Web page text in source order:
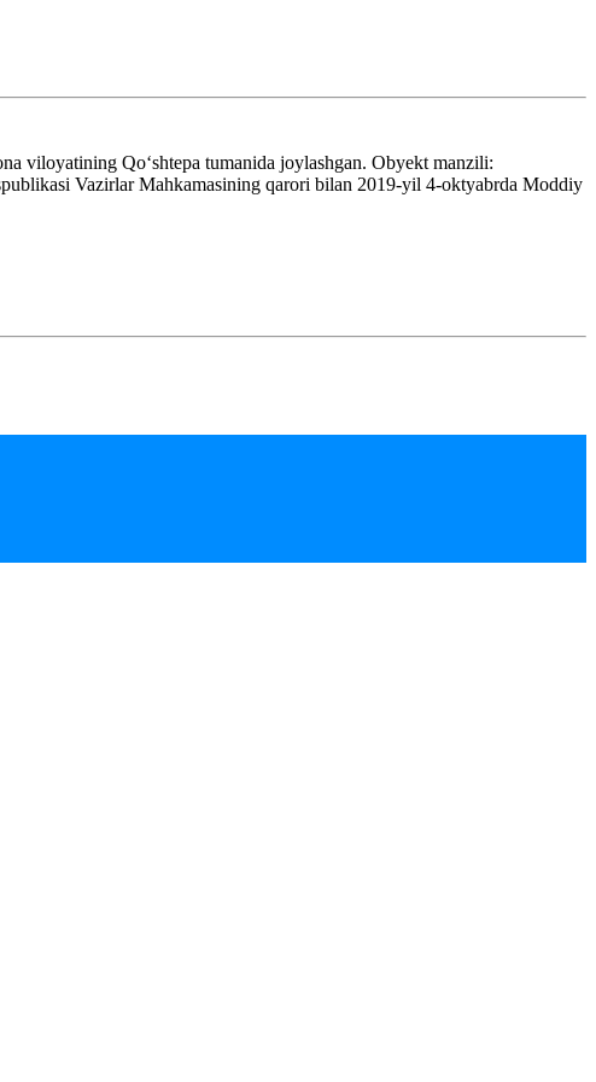
viloyatining Qoʻshtepa tumanida joylashgan. Obyekt manzili:
Vazirlar Mahkamasining qarori bilan 2019-yil 4-oktyabrda Moddiy